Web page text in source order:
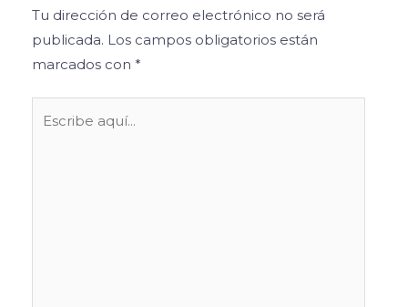
Tu dirección de correo electrónico no será
publicada. Los campos obligatorios están
marcados con *